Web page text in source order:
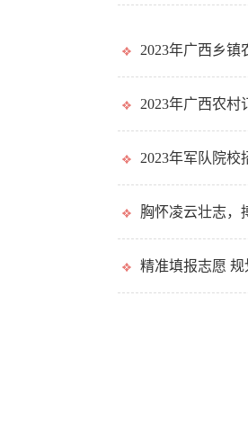
2023年广西乡
2023年广西农村
2023年军队院校
胸怀凌云壮志，
精准填报志愿 规